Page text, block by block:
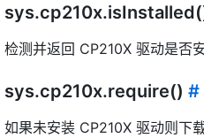
检测并返回 CP210X 驱动是否
sys.cp210x.require() #
如果未安装 CP210X 驱动则下